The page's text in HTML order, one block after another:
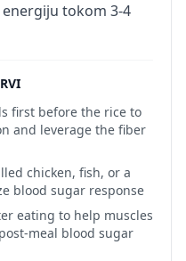
tokom 3-4
first before the rice to
and leverage the fiber
chicken, fish, or a
blood sugar response
eating to help muscles
meal blood sugar